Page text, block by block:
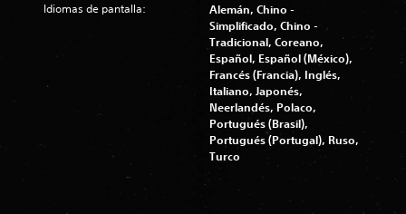
Idiomas de pantalla:
Alemán, Chino -
Simplificado, Chino -
Tradicional, Coreano,
Español, Español (México),
Francés (Francia), Inglés,
Italiano, Japonés,
Neerlandés, Polaco,
Portugués (Brasil),
Portugués (Portugal), Ruso,
Turco